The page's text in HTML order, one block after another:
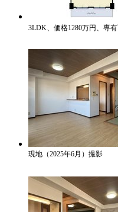
3LDK、価格1280万円、専
現地（2025年6月）撮影